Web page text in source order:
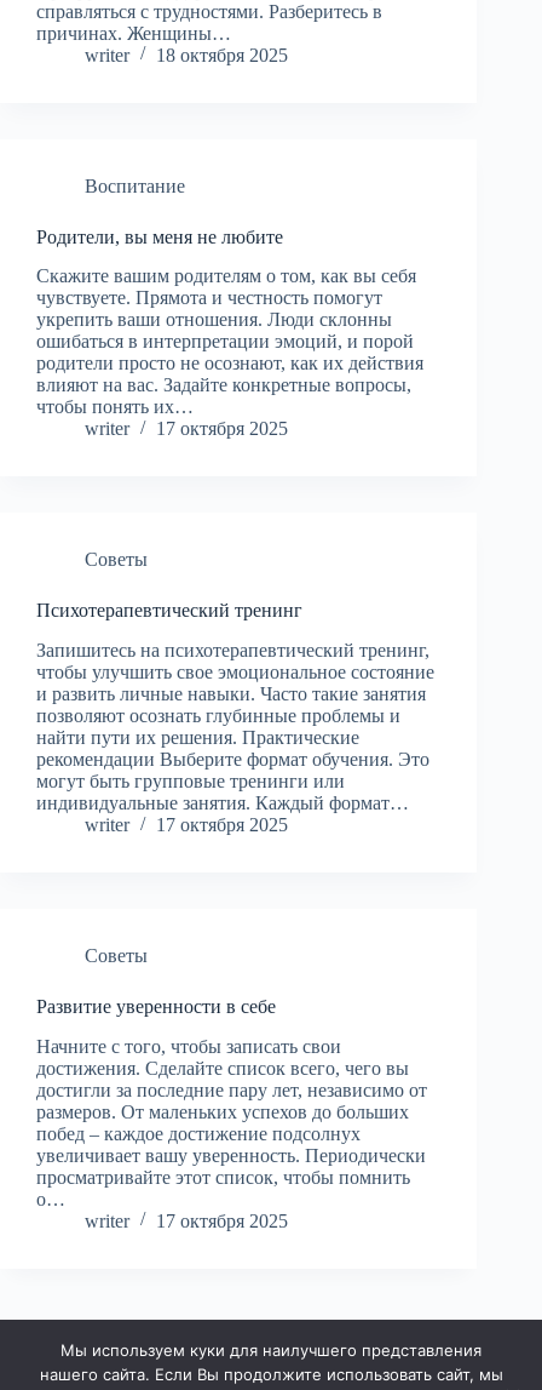
справляться с трудностями. Разберитесь в
причинах. Женщины…
writer
18 октября 2025
Воспитание
Родители, вы меня не любите
Скажите вашим родителям о том, как вы себя
чувствуете. Прямота и честность помогут
укрепить ваши отношения. Люди склонны
ошибаться в интерпретации эмоций, и порой
родители просто не осознают, как их действия
влияют на вас. Задайте конкретные вопросы,
чтобы понять их…
writer
17 октября 2025
Советы
Психотерапевтический тренинг
Запишитесь на психотерапевтический тренинг,
чтобы улучшить свое эмоциональное состояние
и развить личные навыки. Часто такие занятия
позволяют осознать глубинные проблемы и
найти пути их решения. Практические
рекомендации Выберите формат обучения. Это
могут быть групповые тренинги или
индивидуальные занятия. Каждый формат…
writer
17 октября 2025
Советы
Развитие уверенности в себе
Начните с того, чтобы записать свои
достижения. Сделайте список всего, чего вы
достигли за последние пару лет, независимо от
размеров. От маленьких успехов до больших
побед – каждое достижение подсолнух
увеличивает вашу уверенность. Периодически
просматривайте этот список, чтобы помнить
о…
writer
17 октября 2025
Мы используем куки для наилучшего представления
нашего сайта. Если Вы продолжите использовать сайт, мы